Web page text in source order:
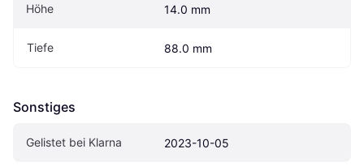
Höhe 14.0 mm
Tiefe 88.0 mm
Sonstiges
Gelistet bei Klarna 2023-10-05